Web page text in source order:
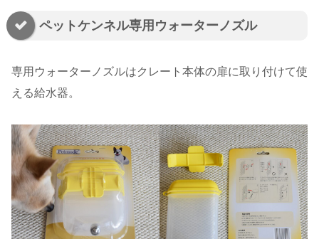
ペットケンネル専用ウォーターノズル
専用ウォーターノズルはクレート本体の扉に取り付けて使
える給水器。